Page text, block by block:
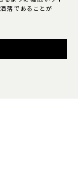
落であることが